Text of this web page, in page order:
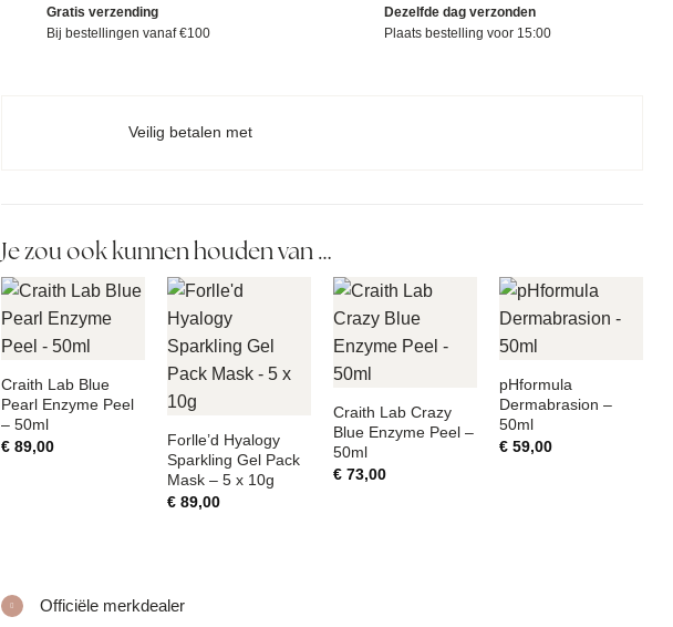
Gratis verzending
Bij bestellingen vanaf €100
Dezelfde dag verzonden
Plaats bestelling voor 15:00
Veilig betalen met
Je zou ook kunnen houden van …
Craith Lab Blue
Pearl Enzyme Peel
– 50ml
€89,00
Forlle’d Hyalogy
Sparkling Gel Pack
Mask – 5 x 10g
€89,00
Craith Lab Crazy
Blue Enzyme Peel –
50ml
€73,00
pHformula
Dermabrasion –
50ml
€59,00
Officiële merkdealer